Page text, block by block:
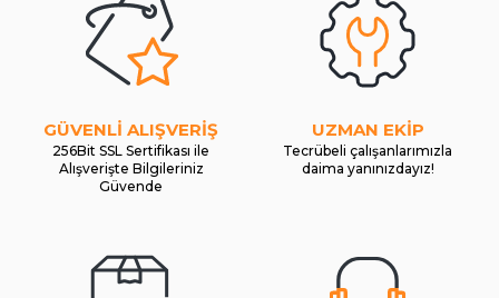
GÜVENLİ ALIŞVERİŞ
256Bit SSL Sertifikası ile
Alışverişte Bilgileriniz
Güvende
UZMAN EKİP
Tecrübeli çalışanlarımızla
daima yanınızdayız!